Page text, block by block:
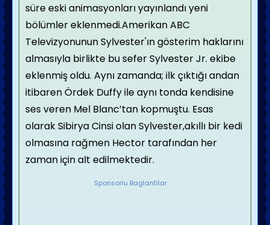
süre eski animasyonları yayınlandı yeni
bölümler eklenmedi.Amerikan ABC
Televizyonunun Sylvester'ın gösterim haklarını
almasıyla birlikte bu sefer Sylvester Jr. ekibe
eklenmiş oldu. Aynı zamanda; ilk çıktığı andan
itibaren Ördek Duffy ile aynı tonda kendisine
ses veren Mel Blanc’tan kopmuştu. Esas
olarak Sibirya Cinsi olan Sylvester,akıllı bir kedi
olmasına rağmen Hector tarafından her
zaman için alt edilmektedir.
Sponsorlu Baglantilar